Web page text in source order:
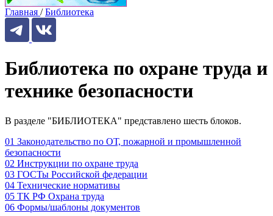
Главная / Библиотека
Библиотека по охране труда и
технике безопасности
В разделе "БИБЛИОТЕКА" представлено шесть блоков.
01 Законодательство по ОТ, пожарной и промышленной
безопасности
02 Инструкции по охране труда
03 ГОСТы Российской федерации
04 Технические нормативы
05 ТК РФ Охрана труда
06 Формы/шаблоны документов